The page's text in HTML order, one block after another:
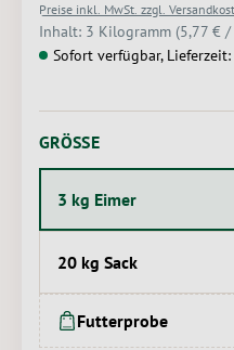
Preise inkl. MwSt. zzgl.
Inhalt: 3 Kilogramm (5,77 €
Sofort verfügbar,
GRÖSSE AUSWÄHLEN
3 kg Eimer
20 kg Sack
Futterprobe